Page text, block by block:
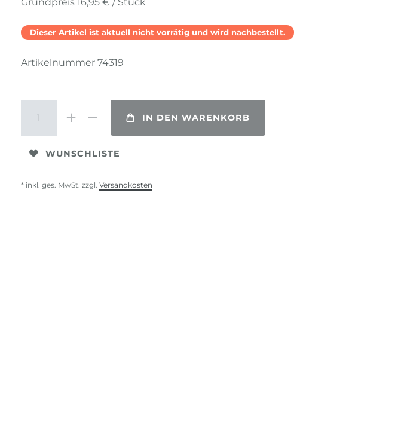
Dieser Artikel ist aktuell nicht vorrätig und wird nachbestellt.
Artikelnummer 74319
IN DEN WARENKORB
WUNSCHLISTE
* inkl. ges. MwSt. zzgl. Versandkosten